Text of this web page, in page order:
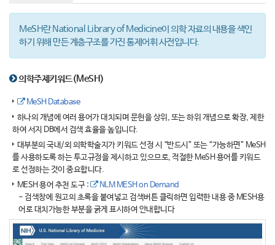
MeSH란 National Library of Medicine이 의학 자료의 내용을 색인
하기 위해 만든 계층구조를 가진 통제어휘 사전입니다.
의학주제키워드(MeSH)
MeSH Database
하나의 개념에 여러 용어가 대치되며 문헌을 상위, 또는 하위 개념으로 확장, 제한
하여 서지 DB에서 검색 효율을 높입니다.
대부분의 국내/외 의학학술지가 키워드 선정 시 “반드시” 또는 “가능하면” MeSH
를 사용하도록 하는 투고규정을 제시하고 있으므로, 적절한 MeSH 용어를 키워드
로 선정하는 것이 중요합니다.
MESH 용어 추천 도구 :
NLM MESH on Demand
- 검색창에 원고의 초록을 붙여넣고 검색버튼 클릭하면 입력한 내용 중 MESH용
어로 대치가능한 부분을 굵게 표시하여 안내합니다